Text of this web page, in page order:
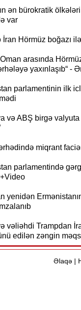
ən bürokratik ölkələri
var
Hörmüz boğazı ilə
arasında
yaxınlaşıb“ -
parlamentinin ilk
və ABŞ birgə valyuta
miqrant
parlamentində
yenidən
vəliəhdi Trampdan
edilən zəngin
Əlaqə|